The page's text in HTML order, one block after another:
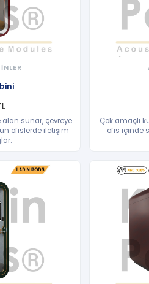
sunar, çevreye
ofislerde iletişim
Çok amaçlı
ofis içinde